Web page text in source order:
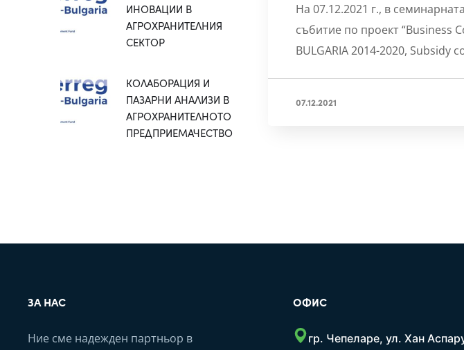
На 07.12.2021 г., в
събитие по проект “Business
BULGARIA 2014-2020, Subsidy
07.12.2021
ИНОВАЦИИ В
АГРОХРАНИТЕЛНИЯ
СЕКТОР
КОЛАБОРАЦИЯ И
ПАЗАРНИ АНАЛИЗИ В
АГРОХРАНИТЕЛНОТО
ПРЕДПРИЕМАЧЕСТВО
ЗА НАС
Ние сме надежден партньор в
ОФИС
гр. Чепеларе, ул. Хан